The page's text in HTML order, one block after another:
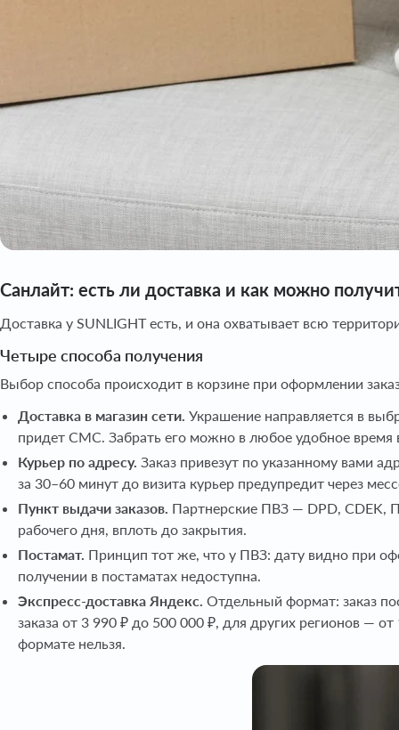
Санлайт: есть ли доставка и как можно
Доставка у SUNLIGHT есть, и она охватывает всю
Четыре способа получения
Выбор способа происходит в корзине при оформлении
Доставка в магазин сети. Украшение направляется в
придет СМС. Забрать его можно в любое удобное время
Курьер по адресу. Заказ привезут по указанному вами
за 30–60 минут до визита курьер предупредит через
Пункт выдачи заказов. Партнерские ПВЗ — DPD, CDEK,
рабочего дня, вплоть до закрытия.
Постамат. Принцип тот же, что у ПВЗ: дату видно при
получении в постаматах недоступна.
Экспресс-доставка Яндекс. Отдельный формат: заказ
заказа от 3 990 ₽ до 500 000 ₽, для других регионов —
формате нельзя.